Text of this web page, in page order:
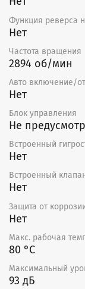
Функция реверса
Нет
Частота вращения
2894 об/мин
Авто включение/
Нет
Блок управления
Не
Встроенный
Нет
Встроенный
Нет
Защита от
Нет
Макс. рабочая
80 °С
Максимальный
93 дБ